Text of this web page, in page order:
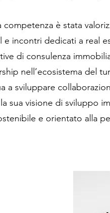
competenza è stata
e incontri dedicati a real
di consulenza
nell’ecosistema del
a sviluppare
sua visione di sviluppo
e orientato alla